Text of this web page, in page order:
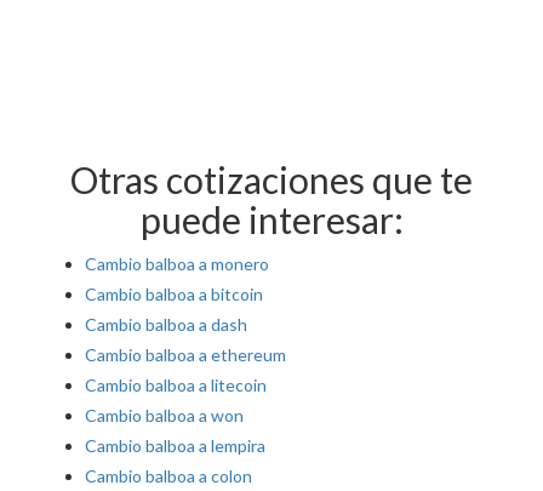
Otras cotizaciones que te
puede interesar:
Cambio balboa a monero
Cambio balboa a bitcoin
Cambio balboa a dash
Cambio balboa a ethereum
Cambio balboa a litecoin
Cambio balboa a won
Cambio balboa a lempira
Cambio balboa a colon